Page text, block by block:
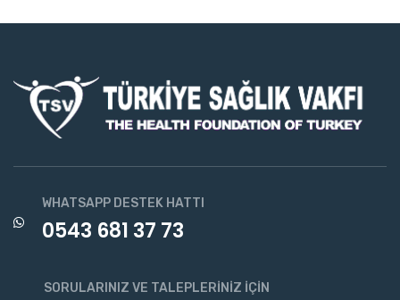
WHATSAPP DESTEK HATTI
0543 681 37 73
SORULARINIZ VE TALEPLERINIZ İÇIN